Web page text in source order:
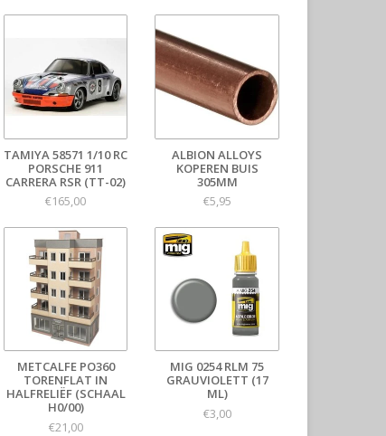
TAMIYA 58571 1/10 RC
PORSCHE 911
CARRERA RSR (TT-02)
€165,00
ALBION ALLOYS
KOPEREN BUIS
305MM
€5,95
METCALFE PO360
TORENFLAT IN
HALFRELIËF (SCHAAL
H0/00)
€21,00
MIG 0254 RLM 75
GRAUVIOLETT (17
ML)
€3,00